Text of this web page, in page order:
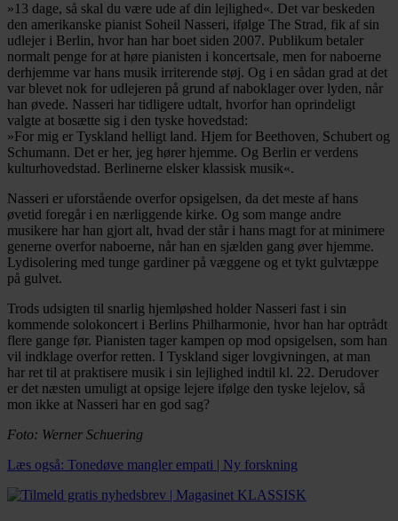
»13 dage, så skal du være ude af din lejlighed«. Det var beskeden
den amerikanske pianist Soheil Nasseri, ifølge The Strad, fik af sin
udlejer i Berlin, hvor han har boet siden 2007. Publikum betaler
normalt penge for at høre pianisten i koncertsale, men for naboerne
derhjemme var hans musik irriterende støj. Og i en sådan grad at det
var blevet nok for udlejeren på grund af naboklager over lyden, når
han øvede. Nasseri har tidligere udtalt, hvorfor han oprindeligt
valgte at bosætte sig i den tyske hovedstad:
»For mig er Tyskland helligt land. Hjem for Beethoven, Schubert og
Schumann. Det er her, jeg hører hjemme. Og Berlin er verdens
kulturhovedstad. Berlinerne elsker klassisk musik«.
Nasseri er uforstående overfor opsigelsen, da det meste af hans
øvetid foregår i en nærliggende kirke. Og som mange andre
musikere har han gjort alt, hvad der står i hans magt for at minimere
generne overfor naboerne, når han en sjælden gang øver hjemme.
Lydisolering med tunge gardiner på væggene og et tykt gulvtæppe
på gulvet.
Trods udsigten til snarlig hjemløshed holder Nasseri fast i sin
kommende solokoncert i Berlins Philharmonie, hvor han har optrådt
flere gange før. Pianisten tager kampen op mod opsigelsen, som han
vil indklage overfor retten. I Tyskland siger lovgivningen, at man
har ret til at praktisere musik i sin lejlighed indtil kl. 22. Derudover
er det næsten umuligt at opsige lejere ifølge den tyske lejelov, så
mon ikke at Nasseri har en god sag?
Foto: Werner Schuering
Læs også: Tonedøve mangler empati | Ny forskning